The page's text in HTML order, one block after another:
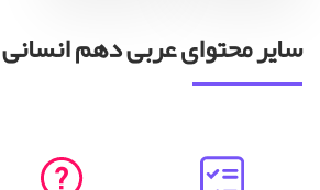
سایر محتوای عربی دهم انسانی